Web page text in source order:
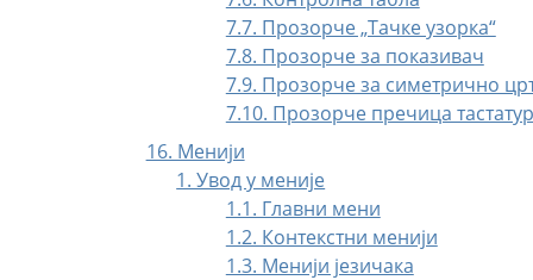
7.7. Прозорче „Тачке узорка“
7.8. Прозорче за показивач
7.9. Прозорче за симетрично
7.10. Прозорче пречица
16. Менији
1. Увод у меније
1.1. Главни мени
1.2. Контекстни менији
1.3. Менији језичака